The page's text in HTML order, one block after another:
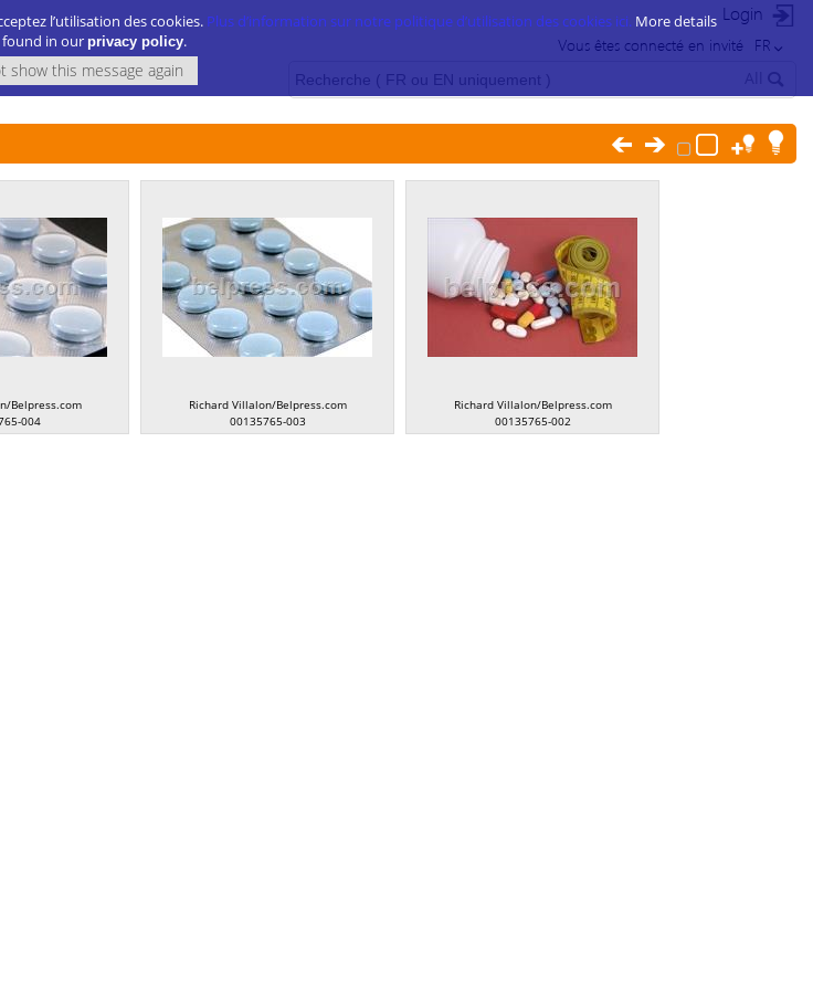
Login
FR
Vous êtes connecté en invité
Belpress.com
004
Richard Villalon/Belpress.com
00135765-003
Richard Villalon/Belpress.com
00135765-002
l’utilisation des cookies. Plus d’information sur notre politique d’utilisation des cookies ici. More details
found in our privacy policy.